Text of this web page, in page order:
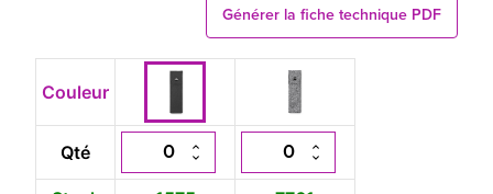
Générer la fiche technique PDF
Couleur
Qté